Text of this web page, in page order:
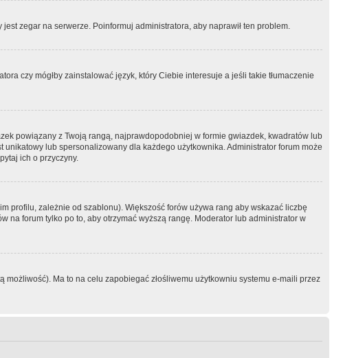
zegar na serwerze. Poinformuj administratora, aby naprawił ten problem.
czy mógłby zainstalować język, który Ciebie interesuje a jeśli takie tłumaczenie
powiązany z Twoją rangą, najprawdopodobniej w formie gwiazdek, kwadratów lub
lub spersonalizowany dla każdego użytkownika. Administrator forum może
ich o przyczyny.
profilu, zależnie od szablonu). Większość forów używa rang aby wskazać liczbę
na forum tylko po to, aby otrzymać wyższą rangę. Moderator lub administrator w
możliwość). Ma to na celu zapobiegać złośliwemu użytkowniu systemu e-maili przez